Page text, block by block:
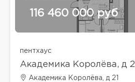
116 460 000 руб
пентхаус
Академика Королёва, д 21
Академика Королёва, д 21